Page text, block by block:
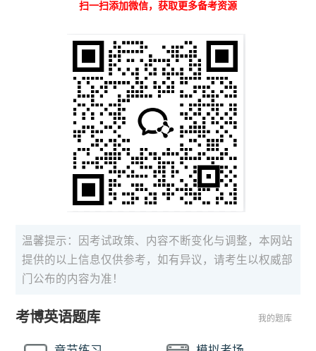
扫一扫添加微信，获取更多备考资源
温馨提示：因考试政策、内容不断变化与调整，本网站
提供的以上信息仅供参考，如有异议，请考生以权威部
门公布的内容为准！
考博英语题库 我的题库